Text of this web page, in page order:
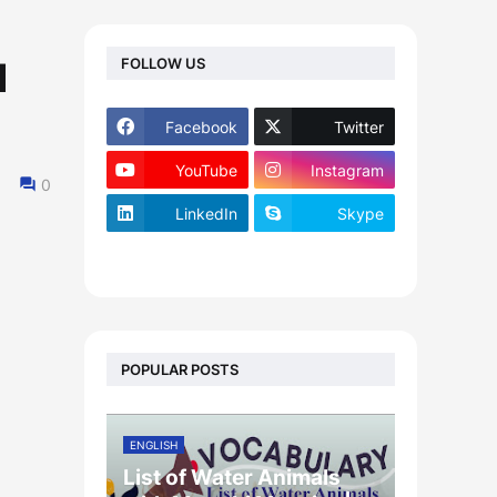
0
FOLLOW US
Facebook Twitter
YouTube Instagram
LinkedIn Skype
POPULAR POSTS
ENGLISH
List of Water Animals